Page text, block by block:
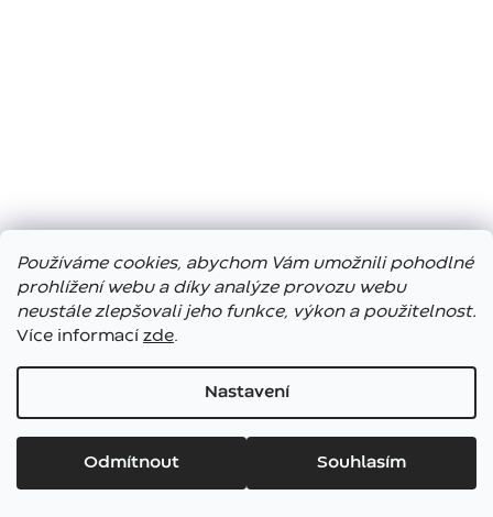
Používáme cookies, abychom Vám umožnili pohodlné
prohlížení webu a díky analýze provozu webu
neustále zlepšovali jeho funkce, výkon a použitelnost.
Více informací zde.
Nastavení
Odmítnout Souhlasím
Vážení zákazníci, ve dnech 7. – 13. 8. bude náš showroom
uzavřen. E-shop funguje bez přerušení, expedice objednávek